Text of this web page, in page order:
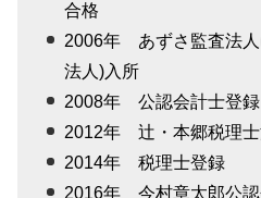
合格
2006年 あずさ監査法人
法人)入所
2008年 公認会計士登録
2012年 辻・本郷税理
2014年 税理士登録
2016年 今村章太郎公